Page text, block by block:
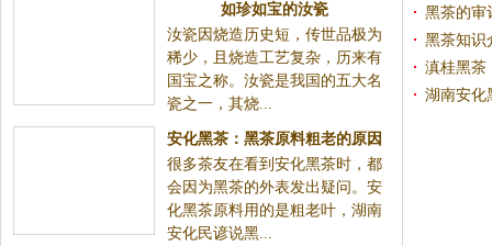
如珍如宝的汝瓷
汝瓷因烧造历史短，传世品极为
稀少，且烧造工艺复杂，历来有
国宝之称。汝瓷是我国的五大名
瓷之一，其烧...
安化黑茶：黑茶原料粗老的原因
解析
很多茶友在看到安化黑茶时，都
会因为黑茶的外表发出疑问。安
化黑茶原料用的是粗老叶，湖南
安化民谚说黑...
黑茶的审
黑茶知识
滇桂黑茶
湖南安化